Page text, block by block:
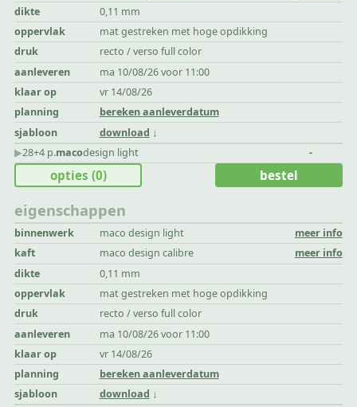
dikte
0,11 mm
oppervlak
mat gestreken met hoge opdikking
druk
recto / verso full color
aanleveren
ma 10/08/26 voor 11:00
klaar op
vr 14/08/26
planning
bereken aanleverdatum
sjabloon
download
▶︎28+4 p.macodesign light -
eigenschappen
binnenwerk maco design light
meer info
kaft
maco design calibre
meer info
dikte
0,11 mm
oppervlak
mat gestreken met hoge opdikking
druk
recto / verso full color
aanleveren
ma 10/08/26 voor 11:00
klaar op
vr 14/08/26
planning
bereken aanleverdatum
sjabloon
download
opties (0) bestel